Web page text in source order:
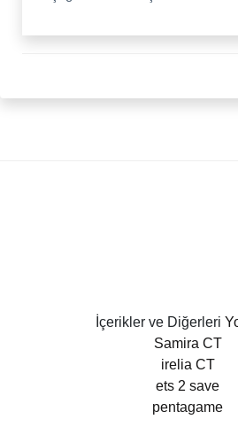
İçerikler ve Diğerleri
Samira CT
irelia CT
ets 2 save
pentagame